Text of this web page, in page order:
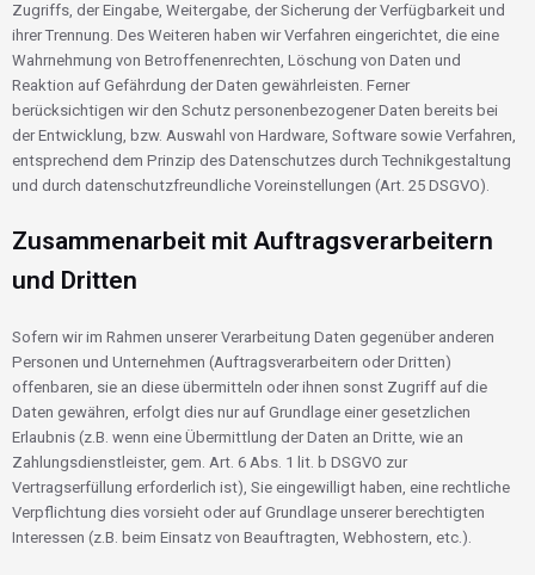
Zugriffs, der Eingabe, Weitergabe, der Sicherung der Verfügbarkeit und
ihrer Trennung. Des Weiteren haben wir Verfahren eingerichtet, die eine
Wahrnehmung von Betroffenenrechten, Löschung von Daten und
Reaktion auf Gefährdung der Daten gewährleisten. Ferner
berücksichtigen wir den Schutz personenbezogener Daten bereits bei
der Entwicklung, bzw. Auswahl von Hardware, Software sowie Verfahren,
entsprechend dem Prinzip des Datenschutzes durch Technikgestaltung
und durch datenschutzfreundliche Voreinstellungen (Art. 25 DSGVO).
Zusammenarbeit mit Auftragsverarbeitern
und Dritten
Sofern wir im Rahmen unserer Verarbeitung Daten gegenüber anderen
Personen und Unternehmen (Auftragsverarbeitern oder Dritten)
offenbaren, sie an diese übermitteln oder ihnen sonst Zugriff auf die
Daten gewähren, erfolgt dies nur auf Grundlage einer gesetzlichen
Erlaubnis (z.B. wenn eine Übermittlung der Daten an Dritte, wie an
Zahlungsdienstleister, gem. Art. 6 Abs. 1 lit. b DSGVO zur
Vertragserfüllung erforderlich ist), Sie eingewilligt haben, eine rechtliche
Verpflichtung dies vorsieht oder auf Grundlage unserer berechtigten
Interessen (z.B. beim Einsatz von Beauftragten, Webhostern, etc.).